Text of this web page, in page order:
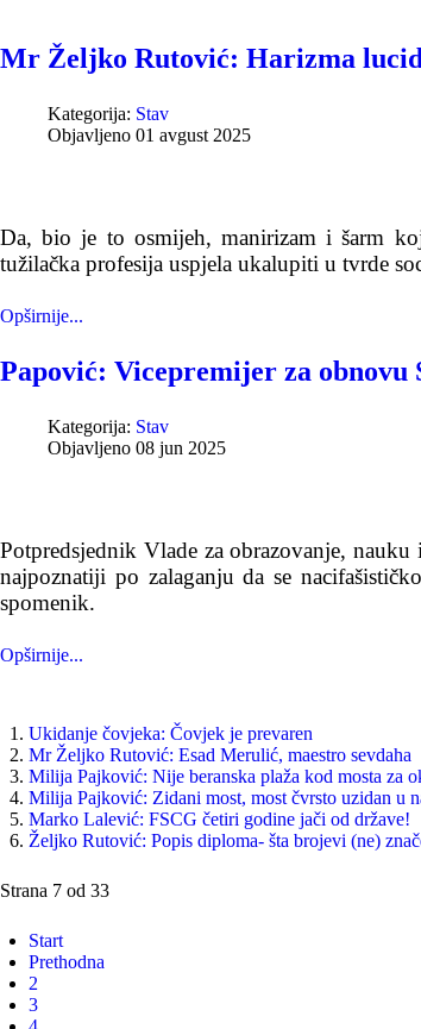
Mr Željko Rutović: Harizma
Kategorija: Stav
Objavljeno 01 avgust 2025
Da, bio je to osmijeh, manirizam i šarm
tužilačka profesija uspjela ukalupiti u tvrde
Opširnije...
Papović: Vicepremijer za obnovu
Kategorija: Stav
Objavljeno 08 jun 2025
Potpredsjednik Vlade za obrazovanje,
najpoznatiji po zalaganju da se
spomenik.
Opširnije...
Ukidanje čovjeka: Čovjek je prevaren
Mr Željko Rutović: Esad Merulić, maestro sevdaha
Milija Pajković: Nije beranska plaža kod mosta za
Milija Pajković: Zidani most, most čvrsto uzidan u
Marko Lalević: FSCG četiri godine jači od države!
Željko Rutović: Popis diploma- šta brojevi (ne)
Strana 7 od 33
Start
Prethodna
2
3